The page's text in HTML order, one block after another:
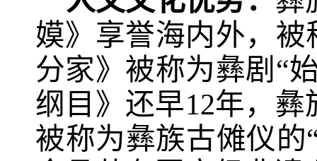
嫫》享誉海内外，被
分家》被称为彝剧“
纲目》还早12年，彝
被称为彝族古傩仪的